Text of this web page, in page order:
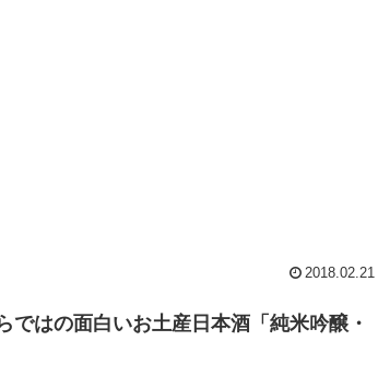
2018.02.21
ではの面白いお土産日本酒「純米吟醸・